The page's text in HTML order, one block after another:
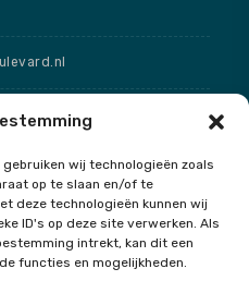
wij technologieën zoals
op te slaan en/of te
deze technologieën kunnen wij
ID's op deze site verwerken. Als
intrekt, kan dit een
functies en mogelijkheden.